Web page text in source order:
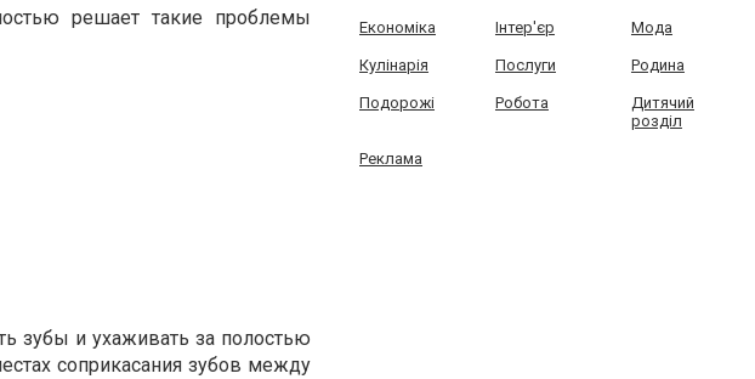
решает такие проблемы
зубы и ухаживать за полостью
соприкасания зубов между
Економіка Інтер'єр Мода
Кулінарія Послуги Родина
Подорожі Робота
Дитячий
розділ
Реклама